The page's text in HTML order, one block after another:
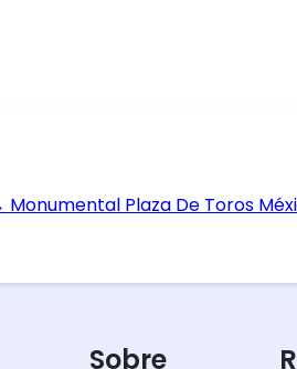
Monumental Plaza De Toros
Sobre